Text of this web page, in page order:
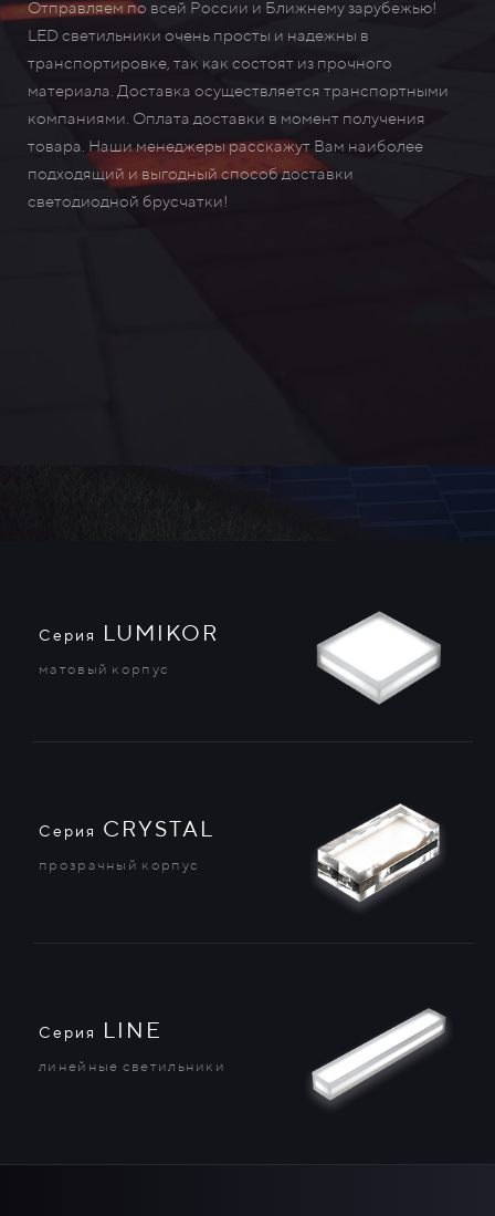
Отправляем по всей России и Ближнему зарубежью!
LED светильники очень просты и надежны в
транспортировке, так как состоят из прочного
материала. Доставка осуществляется транспортными
компаниями. Оплата доставки в момент получения
товара. Наши менеджеры расскажут Вам наиболее
подходящий и выгодный способ доставки
светодиодной брусчатки!
Серия LUMIKOR
матовый корпус
Серия CRYSTAL
прозрачный корпус
Серия LINE
линейные светильники